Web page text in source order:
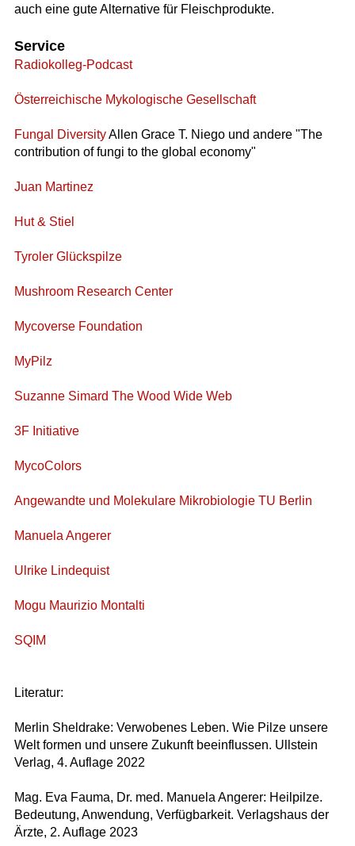
auch eine gute Alternative für Fleischprodukte.
Service
Radiokolleg-Podcast
Österreichische Mykologische Gesellschaft
Fungal DiversityAllen Grace T. Niego und andere "The
contribution of fungi to the global economy"
Juan Martinez
Hut & Stiel
Tyroler Glückspilze
Mushroom Research Center
Mycoverse Foundation
MyPilz
Suzanne Simard The Wood Wide Web
3F Initiative
MycoColors
Angewandte und Molekulare Mikrobiologie TU Berlin
Manuela Angerer
Ulrike Lindequist
Mogu Maurizio Montalti
SQIM
Literatur:
Merlin Sheldrake: Verwobenes Leben. Wie Pilze unsere
Welt formen und unsere Zukunft beeinflussen. Ullstein
Verlag, 4. Auflage 2022
Mag. Eva Fauma, Dr. med. Manuela Angerer: Heilpilze.
Bedeutung, Anwendung, Verfügbarkeit. Verlagshaus der
Ärzte, 2. Auflage 2023